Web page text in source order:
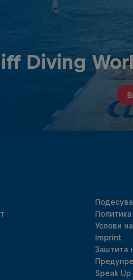
Diving